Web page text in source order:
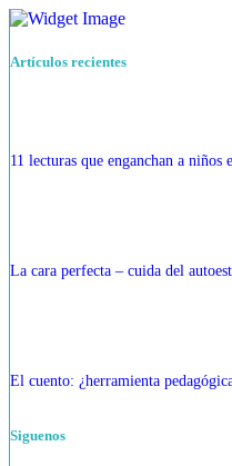
Artículos recientes
11 lecturas que enganchan a
La cara perfecta – cuida del
El cuento: ¿herramienta
Siguenos